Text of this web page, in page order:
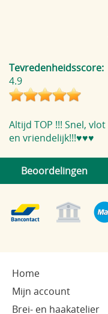
Tevredenheidsscore:
4.9
Altijd TOP !!! Snel, vlot
en vriendelijk!!!♥️♥️♥️
Beoordelingen
Home
Mijn account
Brei- en haakatelier